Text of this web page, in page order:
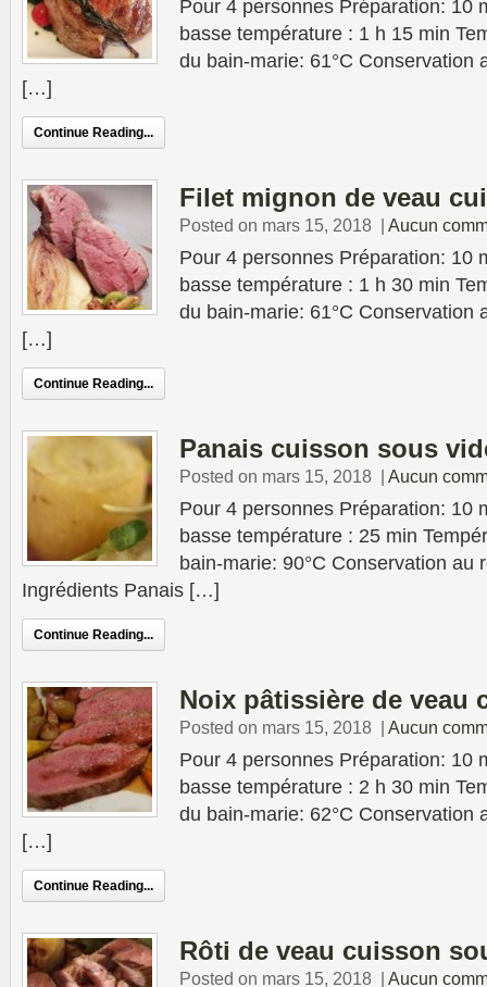
Pour 4 personnes Préparation: 10
basse température : 1 h 15 min
du bain-marie: 61°C Conservation
[…]
Continue Reading...
Filet mignon de veau
Posted on mars 15, 2018 | Aucun
Pour 4 personnes Préparation: 10
basse température : 1 h 30 min
du bain-marie: 61°C Conservation
[…]
Continue Reading...
Panais cuisson sous
Posted on mars 15, 2018 | Aucun
Pour 4 personnes Préparation: 10
basse température : 25 min
bain-marie: 90°C Conservation au
Ingrédients Panais […]
Continue Reading...
Noix pâtissière de veau
Posted on mars 15, 2018 | Aucun
Pour 4 personnes Préparation: 10
basse température : 2 h 30 min
du bain-marie: 62°C Conservation
[…]
Continue Reading...
Rôti de veau cuisson
Posted on mars 15, 2018 | Aucun